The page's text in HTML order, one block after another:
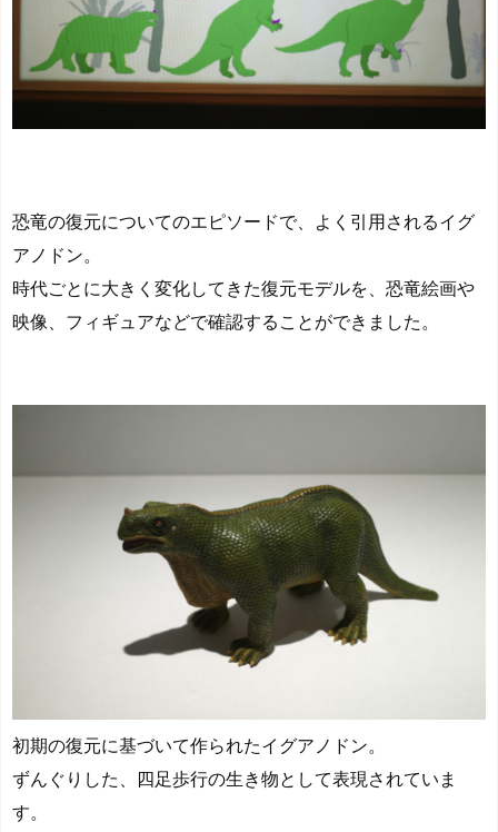
恐竜の復元についてのエピソードで、よく引用されるイグ
アノドン。
時代ごとに大きく変化してきた復元モデルを、恐竜絵画や
映像、フィギュアなどで確認することができました。
初期の復元に基づいて作られたイグアノドン。
ずんぐりした、四足歩行の生き物として表現されていま
す。